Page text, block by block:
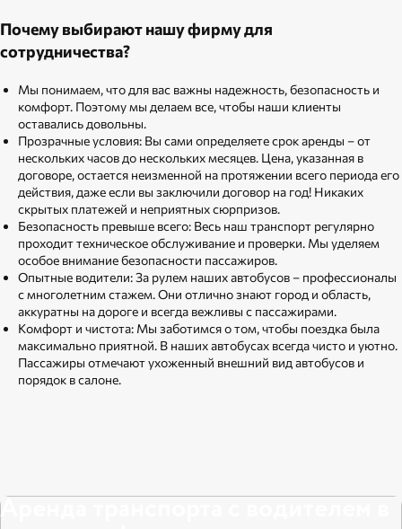
Почему выбирают нашу фирму для
сотрудничества?
Мы понимаем, что для вас важны надежность, безопасность и
комфорт. Поэтому мы делаем все, чтобы наши клиенты
оставались довольны.
Прозрачные условия: Вы сами определяете срок аренды – от
нескольких часов до нескольких месяцев. Цена, указанная в
договоре, остается неизменной на протяжении всего периода его
действия, даже если вы заключили договор на год! Никаких
скрытых платежей и неприятных сюрпризов.
Безопасность превыше всего: Весь наш транспорт регулярно
проходит техническое обслуживание и проверки. Мы уделяем
особое внимание безопасности пассажиров.
Опытные водители: За рулем наших автобусов – профессионалы
с многолетним стажем. Они отлично знают город и область,
аккуратны на дороге и всегда вежливы с пассажирами.
Комфорт и чистота: Мы заботимся о том, чтобы поездка была
максимально приятной. В наших автобусах всегда чисто и уютно.
Пассажиры отмечают ухоженный внешний вид автобусов и
порядок в салоне.
Аренда транспорта с водителем в